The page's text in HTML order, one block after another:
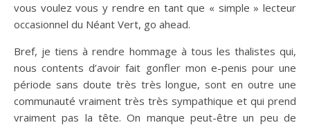
vous voulez vous y rendre en tant que « simple » lecteur
occasionnel du Néant Vert, go ahead.
Bref, je tiens à rendre hommage à tous les thalistes qui,
nous contents d’avoir fait gonfler mon e-penis pour une
période sans doute très très longue, sont en outre une
communauté vraiment très très sympathique et qui prend
vraiment pas la tête. On manque peut-être un peu de